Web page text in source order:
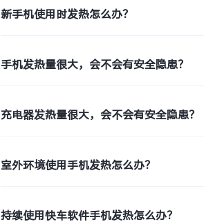
新手机使用时发热怎么办？
手机发热量很大，会不会有安全隐患？
充电器发热量很大，会不会有安全隐患？
室外环境使用手机发热怎么办？
持续使用快车软件手机发热怎么办？